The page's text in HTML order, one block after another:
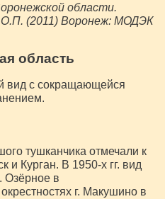
области.
(2011) Воронеж: МОДЭК
область
вид с сокращающейся
тушканчика отмечали к
и Курган. В 1950-х гг. вид
Озёрное в
г. Макушино в